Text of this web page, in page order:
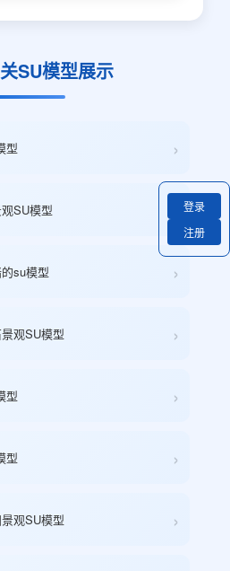
SU模型展示
型 ›
SU模型
su模型 ›
观SU模型 ›
型 ›
型 ›
观SU模型 ›
登录
注册